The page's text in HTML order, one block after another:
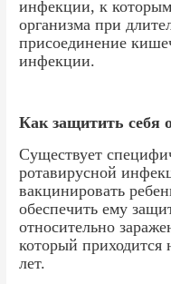
инфекции, к
организма при
присоединение
инфекции.
Как защитить себя
Существует
ротавирусной
вакцинировать
обеспечить ему
относительно
который приходится
лет.